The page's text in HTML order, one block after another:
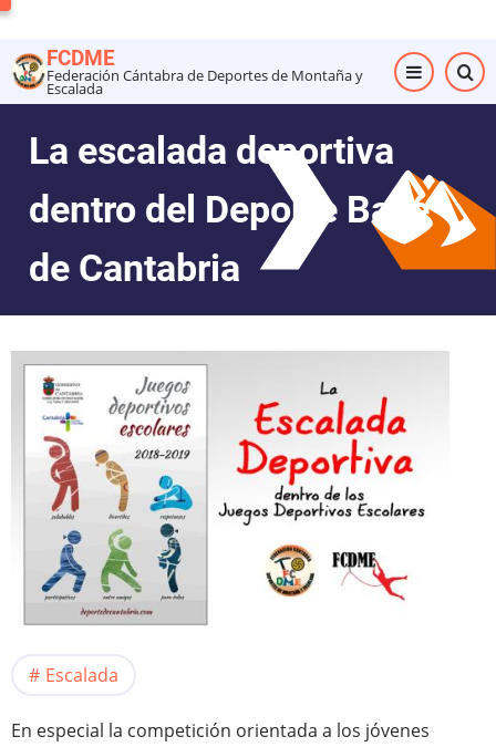
al
contenido
principal
FCDME
Federación Cántabra de Deportes de Montaña y
Escalada
La escalada deportiva
dentro del Deporte Base
de Cantabria
Escalada
En especial la competición orientada a los jóvenes